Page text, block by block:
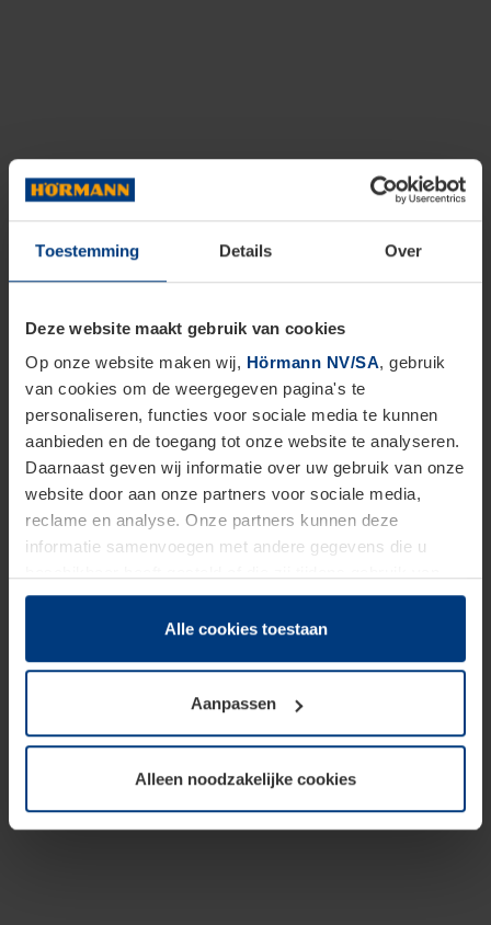
Toestemming Details Over
Deze website maakt gebruik van cookies
Op onze website maken wij, Hörmann NV/SA, gebruik
van cookies om de weergegeven pagina's te
personaliseren, functies voor sociale media te kunnen
aanbieden en de toegang tot onze website te analyseren.
Daarnaast geven wij informatie over uw gebruik van onze
website door aan onze partners voor sociale media,
reclame en analyse. Onze partners kunnen deze
informatie samenvoegen met andere gegevens die u
hun diensten hebben verzameld.
Juridisch hebben wij het recht om cookies op uw
van deze pagina's absoluut vereist is. Voor alle andere
soorten cookies is uw toestemming benodigd. Uw
toestemming kunt u op elk moment bij de uitleg van de
wijzigen of herroepen.
Alle cookies toestaan
Aanpassen
Alleen noodzakelijke cookies